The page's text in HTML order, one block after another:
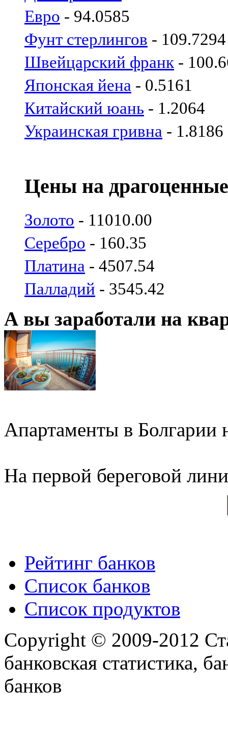
Евро - 94.0585
Фунт стерлингов - 109.7294
Швейцарский франк -
Японская йена - 0.5161
Китайский юань - 1.2064
Украинская гривна - 1.8186
Цены на
Золото - 11010.00
Серебро - 160.35
Платина - 4507.54
Палладий - 3545.42
А вы заработали на
Апартаменты в Болгарии
На первой береговой
Рейтинг банков
Список банков
Список продуктов
Copyright © 2009-2012
банковская статистика,
банков